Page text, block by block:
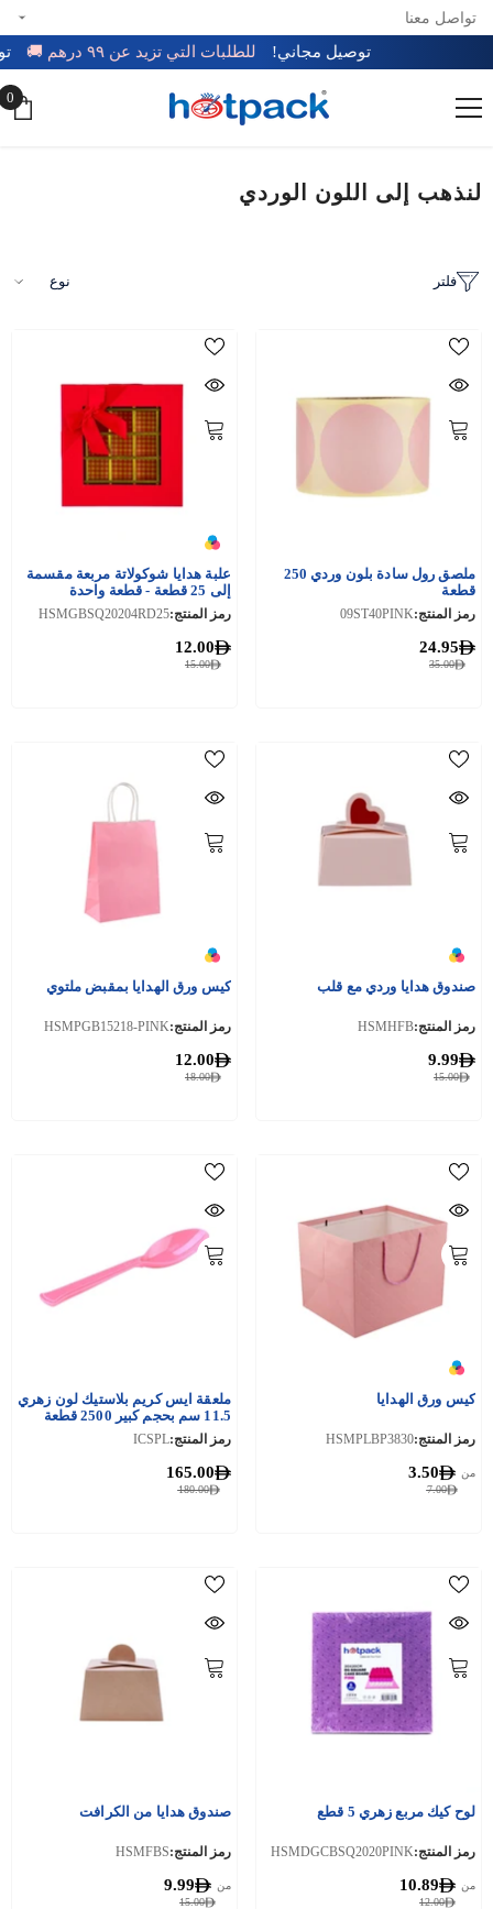
تخطي إلى المحتوى
تواصل معنا
توصيل مجاني! للطلبات التي تزيد عن ٩٩ درهم 🚚
0
0
لنذهب إلى اللون الوردي
فلتر نوع
ملصق رول سادة بلون وردي 250
قطعة
رمز المنتج:09ST40PINK
35.00
24.95
علبة هدايا شوكولاتة مربعة مقسمة
إلى 25 قطعة - قطعة واحدة
رمز المنتج:HSMGBSQ20204RD25
15.00
12.00
صندوق هدايا وردي مع قلب
رمز المنتج:HSMHFB
15.00
9.99
كيس ورق الهدايا بمقبض ملتوي
رمز المنتج:HSMPGB15218-PINK
18.00
12.00
كيس ورق الهدايا
رمز المنتج:HSMPLBP3830
7.00
من 3.50
ملعقة ايس كريم بلاستيك لون زهري
11.5 سم بحجم كبير 2500 قطعة
رمز المنتج:ICSPL
180.00
165.00
لوح كيك مربع زهري 5 قطع
رمز المنتج:HSMDGCBSQ2020PINK
12.00
من 10.89
صندوق هدايا من الكرافت
رمز المنتج:HSMFBS
15.00
من 9.99